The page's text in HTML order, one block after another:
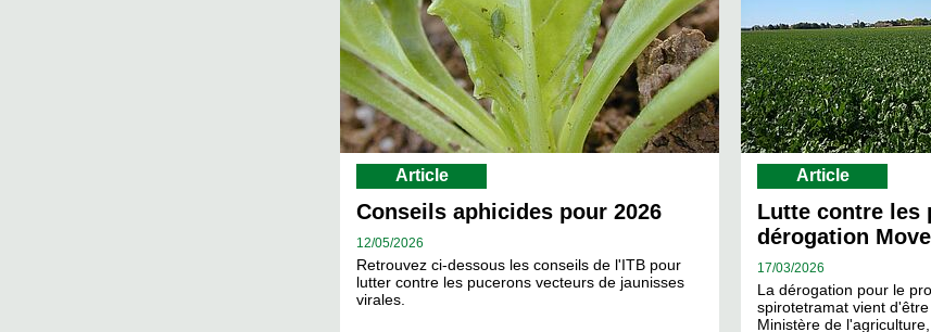
Article
Conseils aphicides pour 2026
12/05/2026
Retrouvez ci-dessous les conseils de l'ITB pour
lutter contre les pucerons vecteurs de jaunisses
virales.
Article
Lutte contre les
dérogation
17/03/2026
La dérogation pour le
spirotetramat vient
Ministère de